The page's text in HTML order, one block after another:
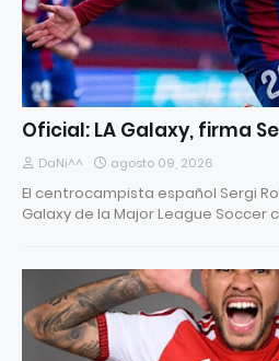
Oficial: LA Galaxy, firma
DaNi^^ agosto 09, 2026
El centrocampista español Sergi
Galaxy de la Major League Soccer